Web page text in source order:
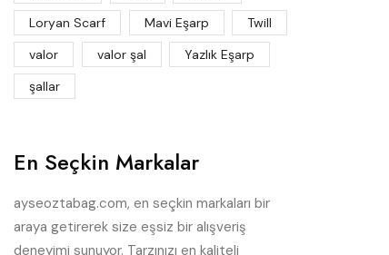
Loryan Scarf
Mavi Eşarp
Twill
valor
valor şal
Yazlık Eşarp
şallar
En Seçkin Markalar
ayseoztabag.com, en seçkin markaları bir
araya getirerek size eşsiz bir alışveriş
deneyimi sunuyor. Tarzınızı en kaliteli